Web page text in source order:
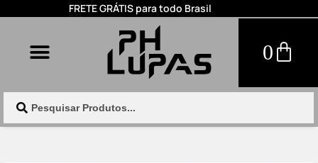
FRETE GRÁTIS para todo Brasil
0